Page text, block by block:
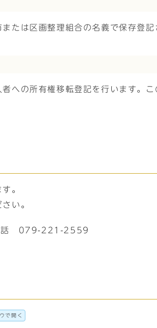
たは区画整理組合の名義で保存登記
への所有権移転登記を行います。
。
い。
079-221-2559
で開く